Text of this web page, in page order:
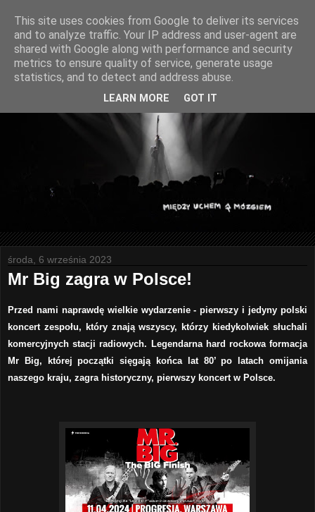
środa, 6 września 2023
Mr Big zagra w Polsce!
Przed nami naprawdę wielkie wydarzenie - pierwszy i jedyny polski
koncert zespołu, który znają wszyscy, którzy kiedykolwiek słuchali
komercyjnych stacji radiowych. Legendarna hard rockowa formacja
Mr Big, której początki sięgają końca lat 80’ po latach omijania
naszego kraju, zagra historyczny, pierwszy koncert w Polsce.
This site uses cookies from Google to deliver its services
and to analyze traffic. Your IP address and user-agent are
shared with Google along with performance and security
metrics to ensure quality of service, generate usage
statistics, and to detect and address abuse.
LEARN MORE GOT IT